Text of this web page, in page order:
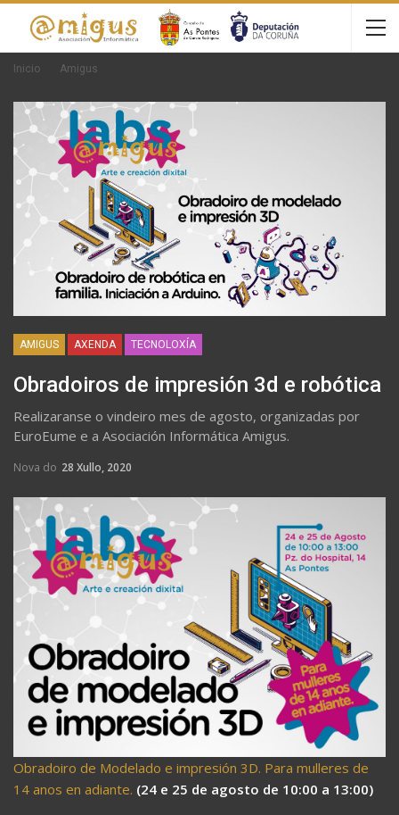
Inicio Amigus
AMIGUS AXENDA TECNOLOXÍA
Obradoiros de impresión 3d e robótica
Realizaranse o vindeiro mes de agosto, organizadas por
EuroEume e a Asociación Informática Amigus.
Nova do 28 Xullo, 2020
Obradoiro de Modelado e impresión 3D. Para mulleres de
14 anos en adiante. (24 e 25 de agosto de 10:00 a 13:00)